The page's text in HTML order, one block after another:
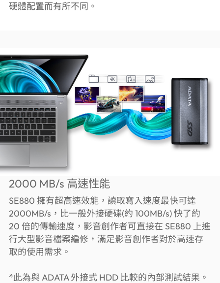
硬體配置而有所不同。
2000 MB/s 高速性能
SE880 擁有超高速效能，讀取寫入速度最快可達
2000MB/s，比一般外接硬碟(約 100MB/s) 快了約
20 倍的傳輸速度，影音創作者可直接在 SE880 上進
行大型影音檔案編修，滿足影音創作者對於高速存
取的使用需求。
*此為與 ADATA 外接式 HDD 比較的內部測試結果。